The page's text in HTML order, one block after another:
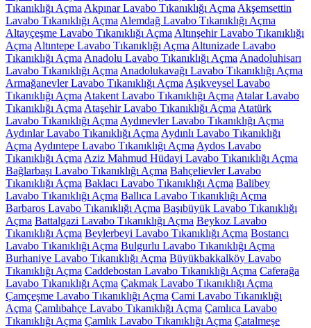
Tıkanıklığı Açma Akpınar Lavabo Tıkanıklığı Açma Akşemsettin
Lavabo Tıkanıklığı Açma Alemdağ Lavabo Tıkanıklığı Açma
Altayçeşme Lavabo Tıkanıklığı Açma Altınşehir Lavabo Tıkanıklığı
Açma Altıntepe Lavabo Tıkanıklığı Açma Altunizade Lavabo
Tıkanıklığı Açma Anadolu Lavabo Tıkanıklığı Açma Anadoluhisarı
Lavabo Tıkanıklığı Açma Anadolukavağı Lavabo Tıkanıklığı Açma
Armağanevler Lavabo Tıkanıklığı Açma Aşıkveysel Lavabo
Tıkanıklığı Açma Atakent Lavabo Tıkanıklığı Açma Atalar Lavabo
Tıkanıklığı Açma Ataşehir Lavabo Tıkanıklığı Açma Atatürk
Lavabo Tıkanıklığı Açma Aydınevler Lavabo Tıkanıklığı Açma
Aydınlar Lavabo Tıkanıklığı Açma Aydınlı Lavabo Tıkanıklığı
Açma Aydıntepe Lavabo Tıkanıklığı Açma Aydos Lavabo
Tıkanıklığı Açma Aziz Mahmud Hüdayi Lavabo Tıkanıklığı Açma
Bağlarbaşı Lavabo Tıkanıklığı Açma Bahçelievler Lavabo
Tıkanıklığı Açma Baklacı Lavabo Tıkanıklığı Açma Balibey
Lavabo Tıkanıklığı Açma Ballıca Lavabo Tıkanıklığı Açma
Barbaros Lavabo Tıkanıklığı Açma Başıbüyük Lavabo Tıkanıklığı
Açma Battalgazi Lavabo Tıkanıklığı Açma Beykoz Lavabo
Tıkanıklığı Açma Beylerbeyi Lavabo Tıkanıklığı Açma Bostancı
Lavabo Tıkanıklığı Açma Bulgurlu Lavabo Tıkanıklığı Açma
Burhaniye Lavabo Tıkanıklığı Açma Büyükbakkalköy Lavabo
Tıkanıklığı Açma Caddebostan Lavabo Tıkanıklığı Açma Caferağa
Lavabo Tıkanıklığı Açma Çakmak Lavabo Tıkanıklığı Açma
Çamçeşme Lavabo Tıkanıklığı Açma Cami Lavabo Tıkanıklığı
Açma Çamlıbahçe Lavabo Tıkanıklığı Açma Çamlıca Lavabo
Tıkanıklığı Açma Çamlık Lavabo Tıkanıklığı Açma Çatalmeşe